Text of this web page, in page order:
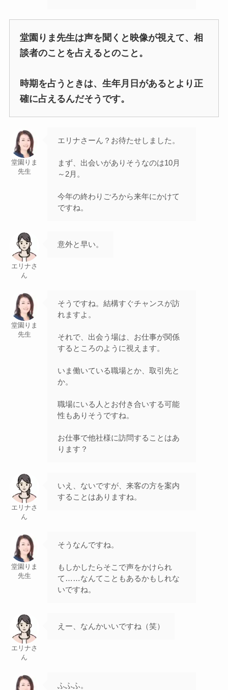
堂園りま先生は声を聞くと映像が視えて、相
談者のことを占えるとのこと。
時期を占うときは、生年月日があるとより正
確に占えるんだそうです。
堂園りま
先生
エリナさーん？お待たせしました。
まず、出会いがありそうなのは10月
～2月。
今年の終わりごろから来年にかけて
ですね。
エリナさ
ん
意外と早い。
堂園りま
先生
そうですね。結構すぐチャンスが訪
れますよ。
それで、出会う場は、お仕事が関係
するところのように視えます。
いま働いている職場とか、取引先と
か。
職場にいる人とお付き合いする可能
性もありそうですね。
お仕事で他社様に訪問することはあ
ります？
エリナさ
ん
いえ、ないですが、来客の方を案内
することはありますね。
堂園りま
先生
そうなんですね。
もしかしたらそこで声をかけられ
て……なんてこともあるかもしれな
いですね。
エリナさ
ん
えー、なんかいいですね（笑）
ふふふ。